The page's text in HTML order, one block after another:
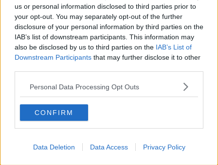
us or personal information disclosed to third parties prior to
your opt-out. You may separately opt-out of the further
disclosure of your personal information by third parties on the
IAB’s list of downstream participants. This information may
also be disclosed by us to third parties on the IAB’s List of
Downstream Participants that may further disclose it to other
Personal Data Processing Opt Outs
CONFIRM
Data Deletion Data Access Privacy Policy
Può darsi
Europei
Acciaio
Il Presidente
​Il Giro
Insopportabile
Luana
​Ci vuole Fedez
​Cronaca di un vaccino annunciato
​Liberazione
Esternazioni
Vaxzevria
Nazionali
​Ricorrenze e celebrazioni